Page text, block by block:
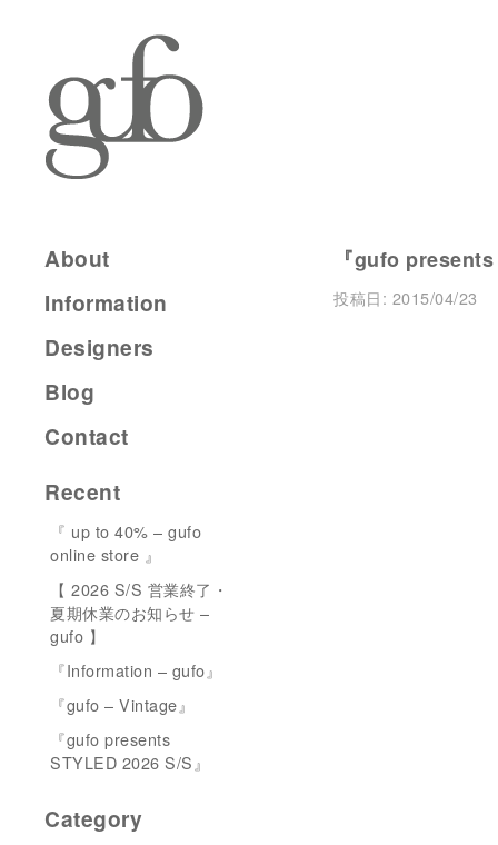
『gufo
投稿日: 2015/04/23
About
Information
Designers
Blog
Contact
Recent
『 up to 40% – gufo
online store 』
【 2026 S/S 営業終了・
夏期休業のお知らせ –
gufo 】
『Information – gufo』
『gufo – Vintage』
『gufo presents
STYLED 2026 S/S』
Category